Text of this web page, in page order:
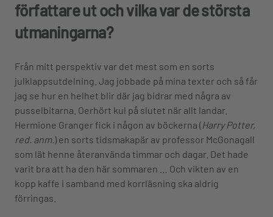
författare ut och vilka var de största
utmaningarna?
Från mitt perspektiv var det mest som en sorts
julklappsutdelning. Jag jobbade på mina texter och så får
jag se hur en helhet blir där jag bidrar med några av
pusselbitarna. Oerhört kul på slutet när allt landar.
Hermione Granger fick i någon av böckerna (Harry Potter,
red. anm.) en sorts tidsmakapär av professor McGonagall
som lät henne återanvända timmar och dagar. Det hade
varit bra att ha den här sommaren … Och vikten av en
kopp kaffe i samband med korrläsning ska aldrig
förringas.